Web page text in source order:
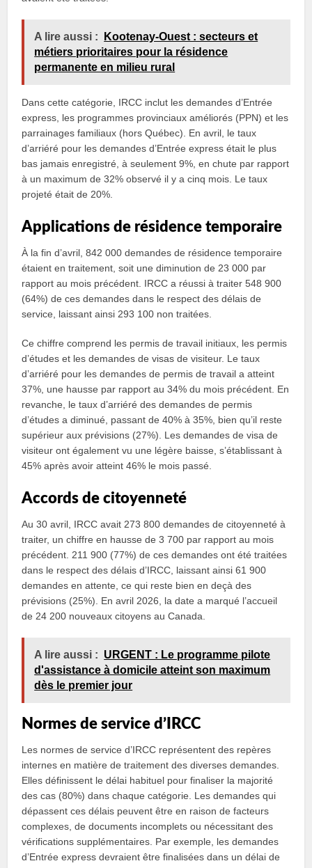
A lire aussi :
Kootenay-Ouest : secteurs et
métiers prioritaires pour la résidence
permanente en milieu rural
Dans cette catégorie, IRCC inclut les demandes d’Entrée
express, les programmes provinciaux améliorés (PPN) et les
parrainages familiaux (hors Québec). En avril, le taux
d’arriéré pour les demandes d’Entrée express était le plus
bas jamais enregistré, à seulement 9%, en chute par rapport
à un maximum de 32% observé il y a cinq mois. Le taux
projeté était de 20%.
Applications de résidence temporaire
À la fin d’avril, 842 000 demandes de résidence temporaire
étaient en traitement, soit une diminution de 23 000 par
rapport au mois précédent. IRCC a réussi à traiter 548 900
(64%) de ces demandes dans le respect des délais de
service, laissant ainsi 293 100 non traitées.
Ce chiffre comprend les permis de travail initiaux, les permis
d’études et les demandes de visas de visiteur. Le taux
d’arriéré pour les demandes de permis de travail a atteint
37%, une hausse par rapport au 34% du mois précédent. En
revanche, le taux d’arriéré des demandes de permis
d’études a diminué, passant de 40% à 35%, bien qu’il reste
supérieur aux prévisions (27%). Les demandes de visa de
visiteur ont également vu une légère baisse, s’établissant à
45% après avoir atteint 46% le mois passé.
Accords de citoyenneté
Au 30 avril, IRCC avait 273 800 demandes de citoyenneté à
traiter, un chiffre en hausse de 3 700 par rapport au mois
précédent. 211 900 (77%) de ces demandes ont été traitées
dans le respect des délais d’IRCC, laissant ainsi 61 900
demandes en attente, ce qui reste bien en deçà des
prévisions (25%). En avril 2026, la date a marqué l’accueil
de 24 200 nouveaux citoyens au Canada.
A lire aussi : URGENT : Le programme pilote
d'assistance à domicile atteint son maximum
dès le premier jour
Normes de service d’IRCC
Les normes de service d’IRCC représentent des repères
internes en matière de traitement des diverses demandes.
Elles définissent le délai habituel pour finaliser la majorité
des cas (80%) dans chaque catégorie. Les demandes qui
dépassent ces délais peuvent être en raison de facteurs
complexes, de documents incomplets ou nécessitant des
vérifications supplémentaires. Par exemple, les demandes
d’Entrée express devraient être finalisées dans un délai de